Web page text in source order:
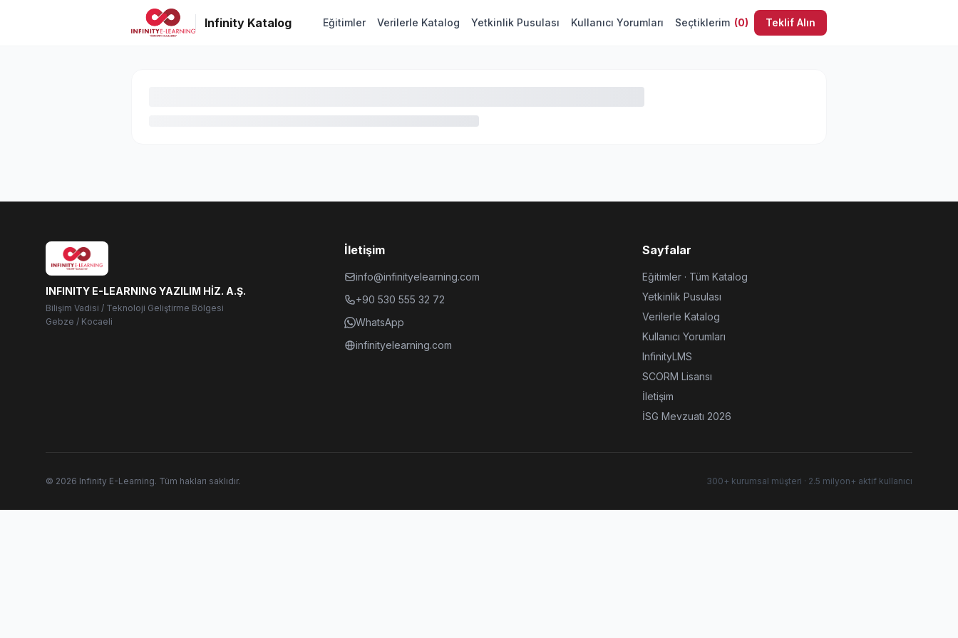
Infinity Katalog Eğitimler Verilerle Katalog Yetkinlik Pusulası Kullanıcı Yorumları Seçtiklerim (0) Teklif Alın
INFINITY E-LEARNING YAZILIM HİZ. A.Ş.
Bilişim Vadisi / Teknoloji Geliştirme Bölgesi
Gebze / Kocaeli
İletişim
info@infinityelearning.com
+90 530 555 32 72
WhatsApp
infinityelearning.com
Sayfalar
Eğitimler · Tüm Katalog
Yetkinlik Pusulası
Verilerle Katalog
Kullanıcı Yorumları
InfinityLMS
SCORM Lisansı
İletişim
İSG Mevzuatı 2026
© 2026 Infinity E-Learning. Tüm hakları saklıdır. 300+ kurumsal müşteri · 2.5 milyon+ aktif kullanıcı